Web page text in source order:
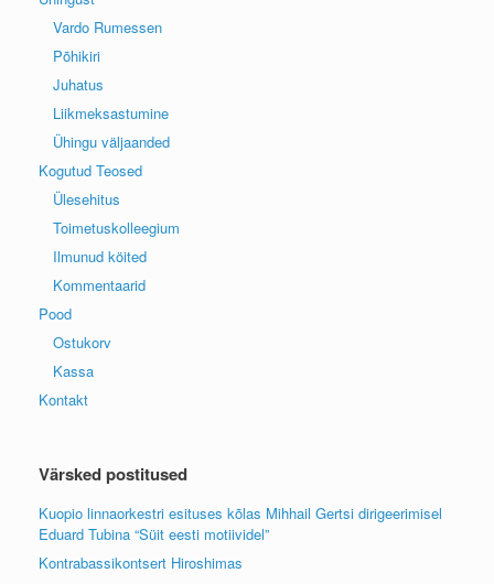
Vardo Rumessen
Põhikiri
Juhatus
Liikmeksastumine
Ühingu väljaanded
Kogutud Teosed
Ülesehitus
Toimetuskolleegium
Ilmunud köited
Kommentaarid
Pood
Ostukorv
Kassa
Kontakt
Värsked postitused
Kuopio linnaorkestri esituses kõlas Mihhail Gertsi dirigeerimisel
Eduard Tubina “Süit eesti motiividel”
Kontrabassikontsert Hiroshimas